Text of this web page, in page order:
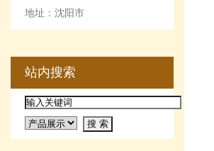
地址：沈阳市
站内搜索